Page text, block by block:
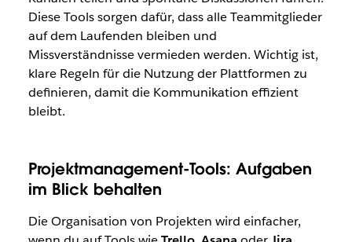
Diese Tools sorgen dafür, dass alle Teammitglieder
auf dem Laufenden bleiben und
Missverständnisse vermieden werden. Wichtig ist,
klare Regeln für die Nutzung der Plattformen zu
definieren, damit die Kommunikation effizient
bleibt.
Projektmanagement-Tools: Aufgaben
im Blick behalten
Die Organisation von Projekten wird einfacher,